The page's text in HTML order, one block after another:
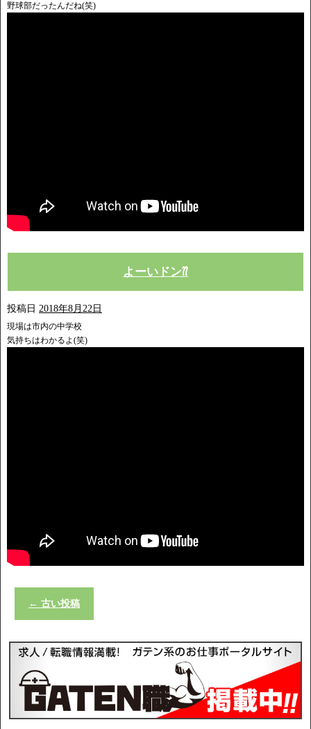
野球部だったんだね(笑)
よーいドン⁇
投稿日 2018年8月22日
現場は市内の中学校
気持ちはわかるよ(笑)
← 古い投稿